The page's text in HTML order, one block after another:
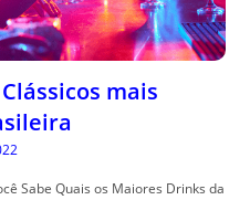
mais
Sabe Quais os Maiores Drinks da